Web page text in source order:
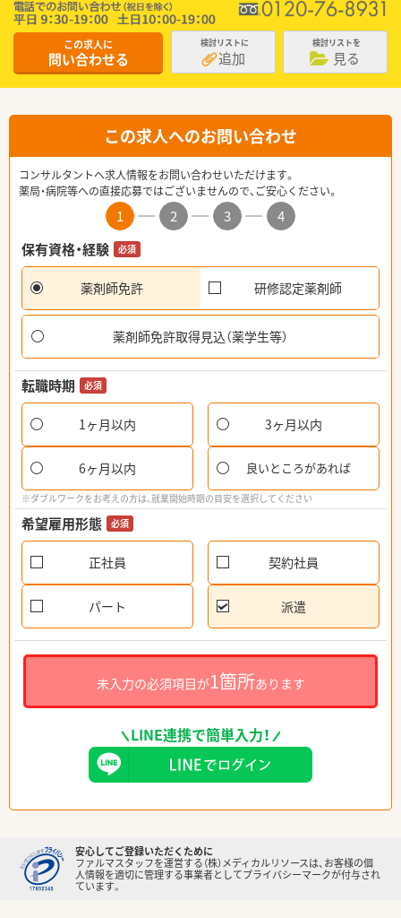
この求人に
問い合わせる
検討リストに
追加
検討リストを
見る
この求人へのお問い合わせ
コンサルタントへ求人情報をお問い合わせいただけます。
薬局・病院等への直接応募ではございませんので、ご安心ください。
1 2 3
4
保有資格・経験
必須
薬剤師免許 研修認定薬剤師
薬剤師免許取得見込（薬学生等）
転職時期 必須
1ヶ月以内 3ヶ月以内
6ヶ月以内 良いところがあれば
※ダブルワークをお考えの方は、就業開始時期の目安を選択してください
希望雇用形態 必須
正社員 契約社員
パート 派遣
未入力の必須項目が1箇所あります
LINE連携で簡単入力！
安心してご登録いただくために
ファルマスタッフを運営する（株）メディカルリソースは、お客様の個
人情報を適切に管理する事業者としてプライバシーマークが付与され
ています。